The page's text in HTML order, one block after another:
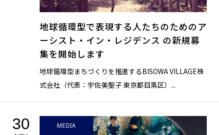
地球循環型で表現する人たちのためのア
ーシスト・イン・レジデンス の新規募
集を開始します
地球循環型まちづくりを推進するBISOWA VILLAGE株
式会社（代表：宇佐美聖子 東京都目黒区）...
30 MEDIA